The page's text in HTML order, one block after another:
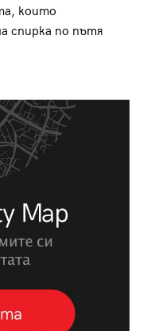
които
спирка по пътя